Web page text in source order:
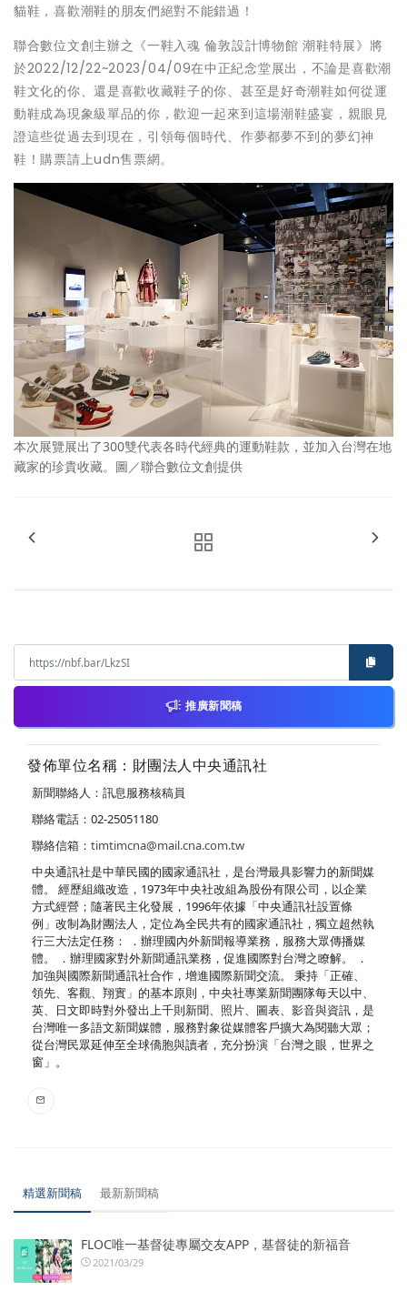
貓鞋，喜歡潮鞋的朋友們絕對不能錯過！
聯合數位文創主辦之《一鞋入魂 倫敦設計博物館 潮鞋特展》將
於2022/12/22~2023/04/09在中正紀念堂展出，不論是喜歡潮
鞋文化的你、還是喜歡收藏鞋子的你、甚至是好奇潮鞋如何從運
動鞋成為現象級單品的你，歡迎一起來到這場潮鞋盛宴，親眼見
證這些從過去到現在，引領每個時代、作夢都夢不到的夢幻神
鞋！購票請上udn售票網。
本次展覽展出了300雙代表各時代經典的運動鞋款，並加入台灣在地
藏家的珍貴收藏。圖／聯合數位文創提供
推廣新聞稿
發佈單位名稱：財團法人中央通訊社
新聞聯絡人：訊息服務核稿員
聯絡電話：02-25051180
聯絡信箱： timtimcna@mail.cna.com.tw
中央通訊社是中華民國的國家通訊社，是台灣最具影響力的新聞媒
體。 經歷組織改造，1973年中央社改組為股份有限公司，以企業
方式經營；隨著民主化發展，1996年依據「中央通訊社設置條
例」改制為財團法人，定位為全民共有的國家通訊社，獨立超然執
行三大法定任務： ．辦理國內外新聞報導業務，服務大眾傳播媒
體。 ．辦理國家對外新聞通訊業務，促進國際對台灣之瞭解。 ．
加強與國際新聞通訊社合作，增進國際新聞交流。 秉持「正確、
領先、客觀、翔實」的基本原則，中央社專業新聞團隊每天以中、
英、日文即時對外發出上千則新聞、照片、圖表、影音與資訊，是
台灣唯一多語文新聞媒體，服務對象從媒體客戶擴大為閱聽大眾；
從台灣民眾延伸至全球僑胞與讀者，充分扮演「台灣之眼，世界之
窗」。
精選新聞稿 最新新聞稿
FLOC唯一基督徒專屬交友APP，基督徒的新福音
2021/03/29